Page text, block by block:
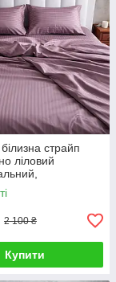
страйп
ліловий
євро, сімейний
2 100 ₴
Купити